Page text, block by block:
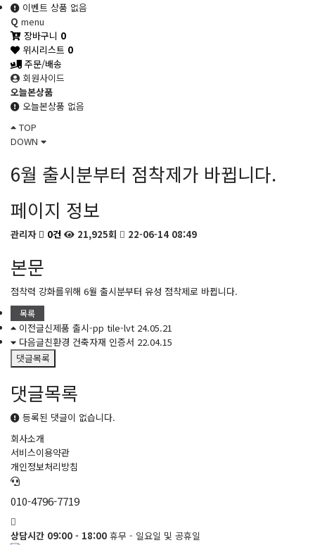
이벤트 상품 없음
Q menu
장바구니 0
위시리스트 0
주문/배송
회원사이드
오늘본상품
오늘본상품 없음
TOP
DOWN
6월 출시분부터 점착제가 바뀝니다.
페이지 정보
관리자 0건 21,925회 22-06-14 08:49
본문
점착력 강화를위해 6월 출시분부터 유성 점착제로 바뀝니다.
목록
이전글신제품 출시-pp tile-lvt 24.05.21
다음글친환경 건축자재 인증서 22.04.15
댓글목록
댓글목록
등록된 댓글이 없습니다.
회사소개
서비스이용약관
개인정보처리방침
010-4796-7719
상담시간 09:00 - 18:00 휴무 - 일요일 및 공휴일